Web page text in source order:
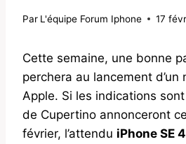
Par L'équipe Forum Iphone 17
Cette semaine, une bonne
perchera au lancement
Apple. Si les indications
de Cupertino annonceront
février, l’attendu iPhone SE 4